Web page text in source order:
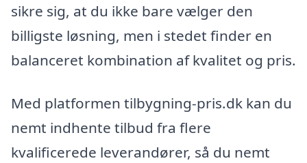
sikre sig, at du ikke bare vælger den
billigste løsning, men i stedet finder en
balanceret kombination af kvalitet og pris.
Med platformen tilbygning-pris.dk kan du
nemt indhente tilbud fra flere
kvalificerede leverandører, så du nemt